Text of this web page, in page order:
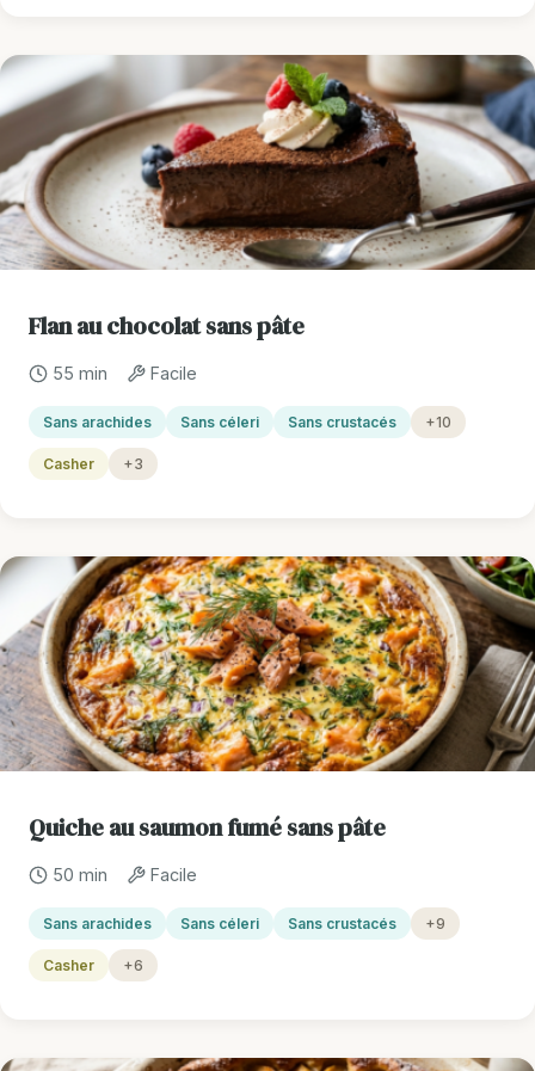
Flan au chocolat sans pâte
55 min Facile
Sans arachides Sans céleri Sans crustacés +10
Casher +3
Quiche au saumon fumé sans pâte
50 min Facile
Sans arachides Sans céleri Sans crustacés +9
Casher +6